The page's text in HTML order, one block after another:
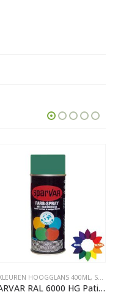
HOOGGLANS 400ML , SPARVAR GRAFFITI SPUITBUSSEN
SPARVAR RAL 6000 HG Patinagroen